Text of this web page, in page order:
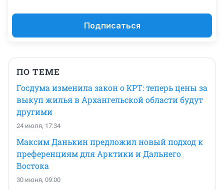
Подписаться
ПО ТЕМЕ
Госдума изменила закон о КРТ: теперь цены за
выкуп жилья в Архангельской области будут
другими
24 июля, 17:34
Максим Данькин предложил новый подход к
преференциям для Арктики и Дальнего
Востока
30 июня, 09:00